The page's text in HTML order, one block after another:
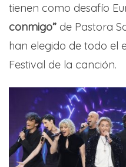
tienen como desafío
conmigo” de Pastora
han elegido de todo el
Festival de la canción.